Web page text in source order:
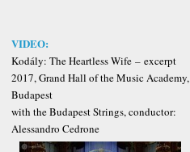
VIDEO:
Kodály: The Heartless Wife – excerpt
2017, Grand Hall of the Music Academy,
Budapest
with the Budapest Strings, conductor:
Alessandro Cedrone